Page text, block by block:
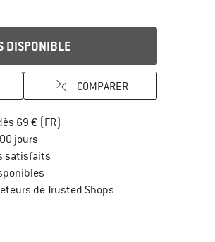
DISPONIBLE
COMPARER
69 € (FR)
joursTrouve les informations de
satisfaits
de Trusted ShopsTrouve toutes les